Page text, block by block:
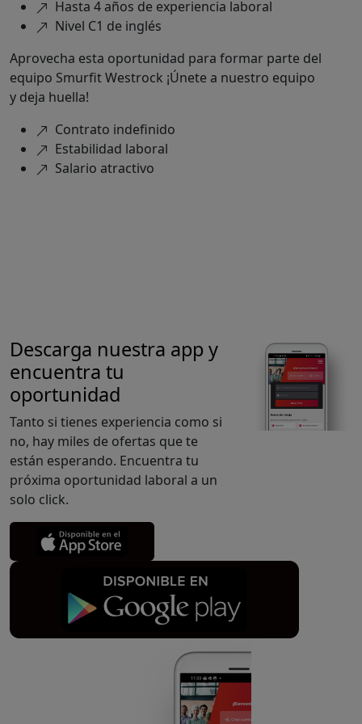
Hasta 4 años de experiencia laboral
Nivel C1 de inglés
Aprovecha esta oportunidad para formar parte del
equipo Smurfit Westrock ¡Únete a nuestro equipo
y deja huella!
Contrato indefinido
Estabilidad laboral
Salario atractivo
Descarga nuestra app y
encuentra tu
oportunidad
Tanto si tienes experiencia como si
no, hay miles de ofertas que te
están esperando. Encuentra tu
próxima oportunidad laboral a un
solo click.